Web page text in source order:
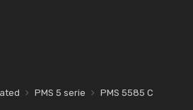
PMS 5 serie PMS 5585 C